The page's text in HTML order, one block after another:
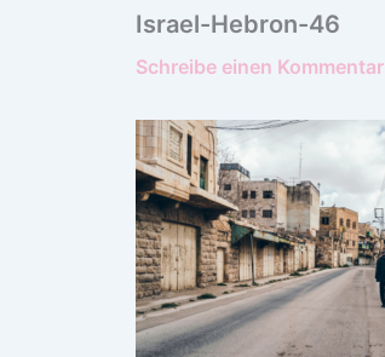
Israel-Hebron-46
Schreibe einen Kommentar